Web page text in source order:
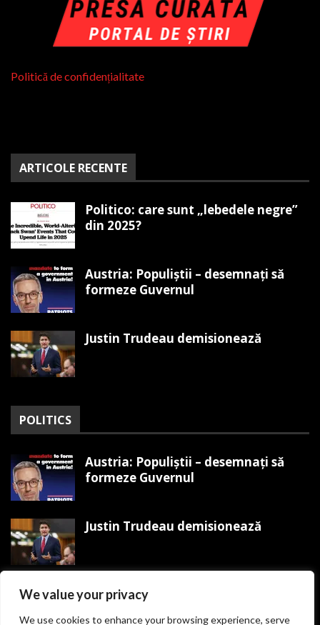
We value your privacy
We use cookies to enhance your browsing experience, serve
Politică de confidențialitate
ARTICOLE RECENTE
Politico: care sunt „lebedele negre”
din 2025?
Austria: Populiștii – desemnați să
formeze Guvernul
Justin Trudeau demisionează
POLITICS
Austria: Populiștii – desemnați să
formeze Guvernul
Justin Trudeau demisionează
Trump organizează Mitingul
Victoriei MAGA pe 19 ianuarie